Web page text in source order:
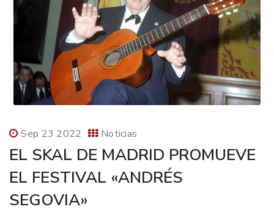
Sep 23 2022 Noticias
EL SKAL DE MADRID PROMUEVE
EL FESTIVAL «ANDRÉS
SEGOVIA»